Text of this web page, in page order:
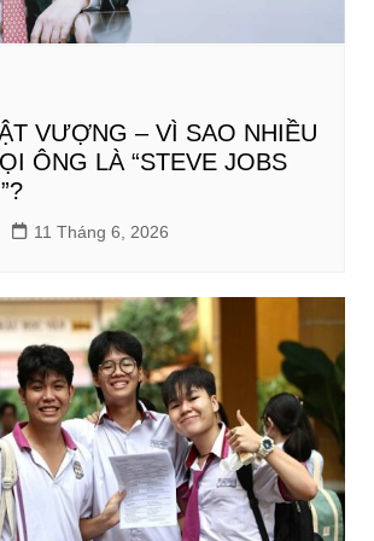
VƯỢNG – VÌ SAO NHIỀU
ÔNG LÀ “STEVE JOBS
11 Tháng 6, 2026